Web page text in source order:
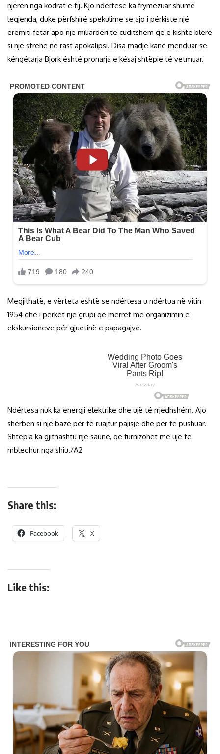
njërën nga kodrat e tij. Kjo ndërtesë ka frymëzuar shumë
legjenda, duke përfshirë spekulime se ajo i përkiste një
eremiti fetar apo një miliarderi të çuditshëm që e kishte blerë
si një strehë në rast apokalipsi. Disa madje kanë menduar se
këngëtarja Bjork është pronarja e kësaj shtëpie të vetmuar.
Megjithatë, e vërteta është se ndërtesa u ndërtua në vitin
1954 dhe i përket një grupi që merret me organizimin e
ekskursioneve për gjuetinë e papagajve.
Ndërtesa nuk ka energji elektrike dhe ujë të rrjedhshëm. Ajo
shërben si një bazë për të ruajtur pajisje dhe për të pushuar.
Shtëpia ka gjithashtu një saunë, që furnizohet me ujë të
mbledhur nga shiu./A2
Share this:
Facebook X
Like this: